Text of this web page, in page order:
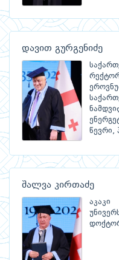
დავით გურგენიძე
წევრი,
შალვა კირთაძე